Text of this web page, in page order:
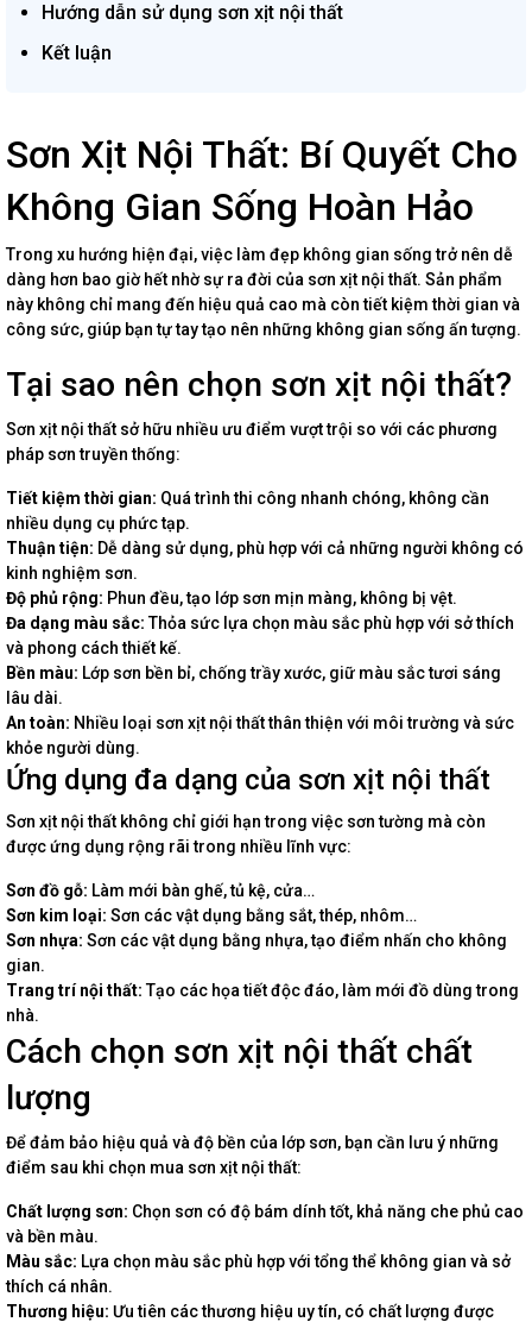
Hướng dẫn sử dụng sơn xịt nội thất
Kết luận
Sơn Xịt Nội Thất: Bí Quyết Cho
Không Gian Sống Hoàn Hảo
Trong xu hướng hiện đại, việc làm đẹp không gian sống trở nên dễ
dàng hơn bao giờ hết nhờ sự ra đời của sơn xịt nội thất. Sản phẩm
này không chỉ mang đến hiệu quả cao mà còn tiết kiệm thời gian và
công sức, giúp bạn tự tay tạo nên những không gian sống ấn tượng.
Tại sao nên chọn sơn xịt nội thất?
Sơn xịt nội thất sở hữu nhiều ưu điểm vượt trội so với các phương
pháp sơn truyền thống:
Tiết kiệm thời gian: Quá trình thi công nhanh chóng, không cần
nhiều dụng cụ phức tạp.
Thuận tiện: Dễ dàng sử dụng, phù hợp với cả những người không có
kinh nghiệm sơn.
Độ phủ rộng: Phun đều, tạo lớp sơn mịn màng, không bị vệt.
Đa dạng màu sắc:Thỏa sức lựa chọn màu sắc phù hợp với sở thích
và phong cách thiết kế.
Bền màu: Lớp sơn bền bỉ, chống trầy xước, giữ màu sắc tươi sáng
lâu dài.
An toàn: Nhiều loại sơn xịt nội thất thân thiện với môi trường và sức
khỏe người dùng.
Ứng dụng đa dạng của sơn xịt nội thất
Sơn xịt nội thất không chỉ giới hạn trong việc sơn tường mà còn
được ứng dụng rộng rãi trong nhiều lĩnh vực:
Sơn đồ gỗ: Làm mới bàn ghế, tủ kệ, cửa…
Sơn kim loại: Sơn các vật dụng bằng sắt, thép, nhôm…
Sơn nhựa: Sơn các vật dụng bằng nhựa, tạo điểm nhấn cho không
gian.
Trang trí nội thất:Tạo các họa tiết độc đáo, làm mới đồ dùng trong
nhà.
Cách chọn sơn xịt nội thất chất
lượng
Để đảm bảo hiệu quả và độ bền của lớp sơn, bạn cần lưu ý những
điểm sau khi chọn mua sơn xịt nội thất:
Chất lượng sơn: Chọn sơn có độ bám dính tốt, khả năng che phủ cao
và bền màu.
Màu sắc: Lựa chọn màu sắc phù hợp với tổng thể không gian và sở
thích cá nhân.
Thương hiệu: Ưu tiên các thương hiệu uy tín, có chất lượng được